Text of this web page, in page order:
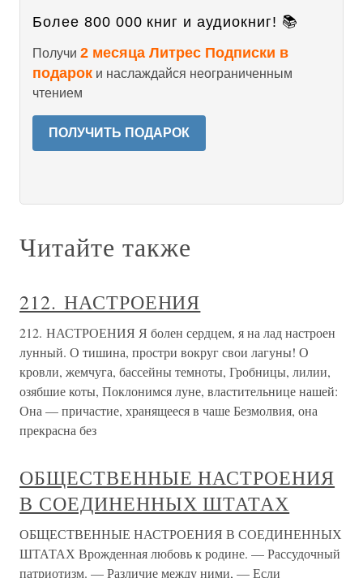
Более 800 000 книг и аудиокниг! 📚
Получи 2 месяца Литрес Подписки в
подарок и наслаждайся неограниченным
чтением
ПОЛУЧИТЬ ПОДАРОК
Читайте также
212. НАСТРОЕНИЯ
212. НАСТРОЕНИЯ Я болен сердцем, я на лад настроен
лунный. О тишина, простри вокруг свои лагуны! О
кровли, жемчуга, бассейны темноты, Гробницы, лилии,
озябшие коты, Поклонимся луне, властительнице нашей:
Она — причастие, хранящееся в чаше Безмолвия, она
прекрасна без
ОБЩЕСТВЕННЫЕ НАСТРОЕНИЯ
В СОЕДИНЕННЫХ ШТАТАХ
ОБЩЕСТВЕННЫЕ НАСТРОЕНИЯ В СОЕДИНЕННЫХ
ШТАТАХ Врожденная любовь к родине. — Рассудочный
патриотизм. — Различие между ними, — Если